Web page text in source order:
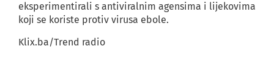
eksperimentirali s antiviralnim agensima i lijekovima
koji se koriste protiv virusa ebole.
Klix.ba/Trend radio